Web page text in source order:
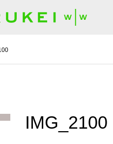
IMG_2100